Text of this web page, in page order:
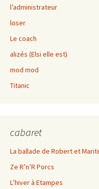
l’administrateur
loser
Le coach
alizés (Elsi elle est)
mod mod
Titanic
cabaret
La ballade de Robert et
Ze R’n’R Porcs
L’hiver à Etampes